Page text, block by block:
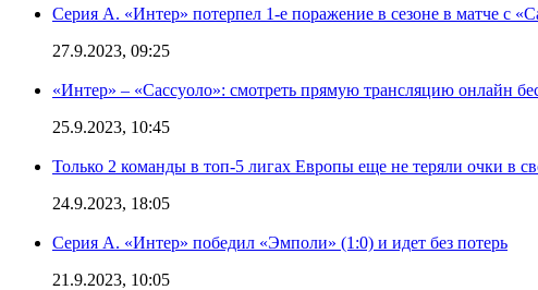
Серия А. «Интер» потерпел 1-е поражение в сезоне в матче с
27.9.2023, 09:25
«Интер» – «Сассуоло»: смотреть прямую трансляцию онлайн
25.9.2023, 10:45
Только 2 команды в топ-5 лигах Европы еще не теряли очки в
24.9.2023, 18:05
Серия А. «Интер» победил «Эмполи» (1:0) и идет без потерь
21.9.2023, 10:05